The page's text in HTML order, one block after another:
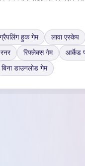
ग्रैपलिंग हुक गेम लावा एस्केप
रिफ्लेक्स गेम
आर्केड
बिना डाउनलोड गेम